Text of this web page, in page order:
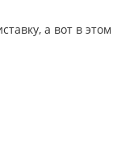
а вот в